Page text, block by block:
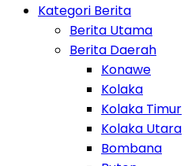
Kategori Berita
Berita Utama
Berita Daerah
Konawe
Kolaka
Kolaka Timur
Kolaka Utara
Bombana